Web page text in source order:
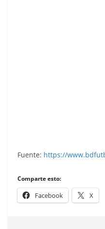
Fuente: https://
Comparte esto:
Facebook X